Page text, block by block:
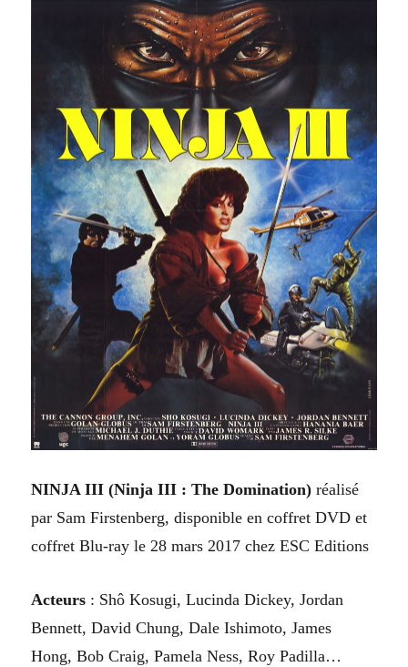
NINJA III (Ninja III : The Domination) réalisé
par Sam Firstenberg,disponible en coffret DVD et
coffret Blu-ray le 28 mars 2017 chez ESC Editions
Acteurs : Shô Kosugi, Lucinda Dickey, Jordan
Bennett, David Chung, Dale Ishimoto, James
Hong, Bob Craig, Pamela Ness, Roy Padilla…